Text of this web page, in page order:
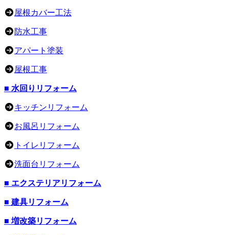
屋根カバー工法
防水工事
アパート塗装
屋根工事
■ 水回りリフォーム
キッチンリフォーム
お風呂リフォーム
トイレリフォーム
洗面台リフォーム
■ エクステリアリフォーム
■ 建具リフォーム
■ 増改築リフォーム